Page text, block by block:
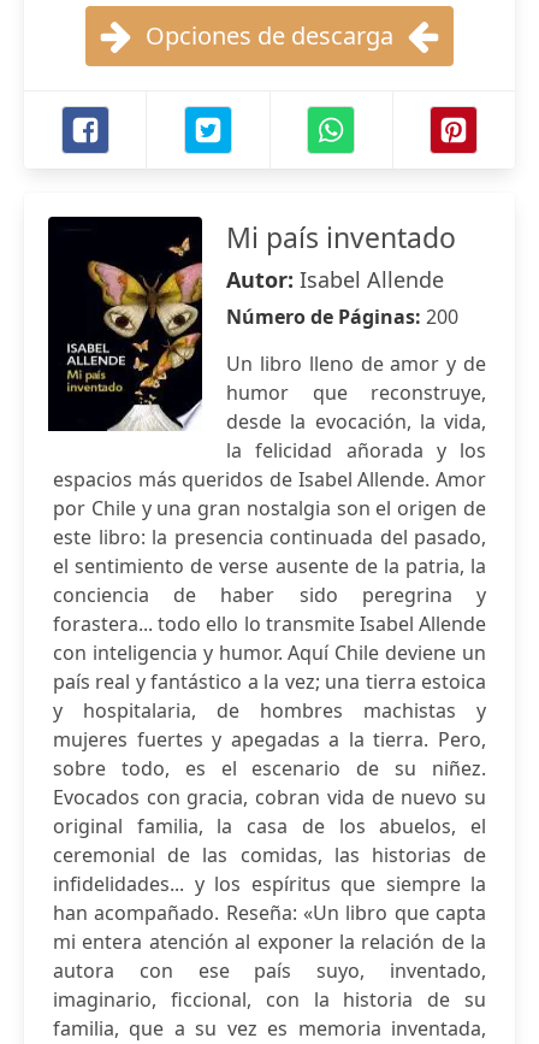
Opciones de descarga
Mi país inventado
Autor: Isabel Allende
Número de Páginas: 200
Un libro lleno de amor y de
humor que reconstruye,
desde la evocación, la vida,
la felicidad añorada y los
espacios más queridos de Isabel Allende. Amor
por Chile y una gran nostalgia son el origen de
este libro: la presencia continuada del pasado,
el sentimiento de verse ausente de la patria, la
conciencia de haber sido peregrina y
forastera... todo ello lo transmite Isabel Allende
con inteligencia y humor. Aquí Chile deviene un
país real y fantástico a la vez; una tierra estoica
y hospitalaria, de hombres machistas y
mujeres fuertes y apegadas a la tierra. Pero,
sobre todo, es el escenario de su niñez.
Evocados con gracia, cobran vida de nuevo su
original familia, la casa de los abuelos, el
ceremonial de las comidas, las historias de
infidelidades... y los espíritus que siempre la
han acompañado. Reseña: «Un libro que capta
mi entera atención al exponer la relación de la
autora con ese país suyo, inventado,
imaginario, ficcional, con la historia de su
familia, que a su vez es memoria inventada,